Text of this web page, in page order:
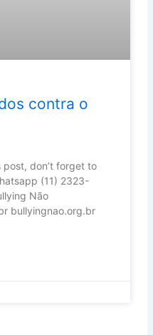
contra o
don’t forget to
(11) 2323-
Não
bullyingnao.org.br